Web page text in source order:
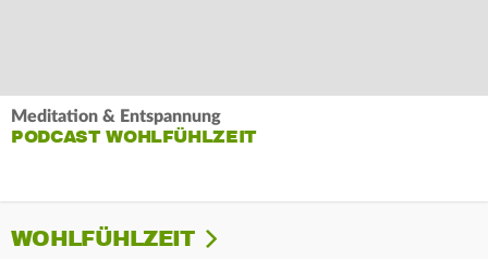
Meditation & Entspannung
PODCAST WOHLFÜHLZEIT
WOHLFÜHLZEIT